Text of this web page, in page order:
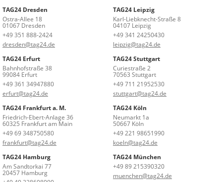
TAG24 Dresden
Ostra-Allee 18
01067 Dresden
+49 351 888-2424
dresden@tag24.de
TAG24 Leipzig
Karl-Liebknecht-Straße 8
04107 Leipzig
+49 341 24250430
leipzig@tag24.de
TAG24 Erfurt
Bahnhofstraße 38
99084 Erfurt
+49 361 34947880
erfurt@tag24.de
TAG24 Stuttgart
Curiestraße 2
70563 Stuttgart
+49 711 21952530
stuttgart@tag24.de
TAG24 Frankfurt a. M.
Friedrich-Ebert-Anlage 36
60325 Frankfurt am Main
+49 69 348750580
frankfurt@tag24.de
TAG24 Köln
Neumarkt 1a
50667 Köln
+49 221 98651990
koeln@tag24.de
TAG24 Hamburg
Am Sandtorkai 77
20457 Hamburg
TAG24 München
+49 89 215390320
muenchen@tag24.de